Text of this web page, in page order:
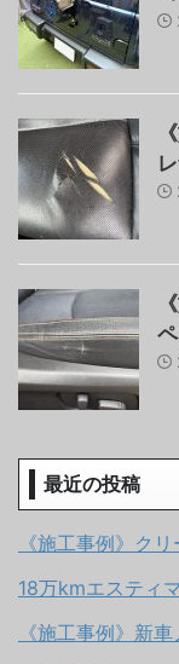
最近の投稿
《施工事例》ク
18万kmエスティ
《施工事例》新